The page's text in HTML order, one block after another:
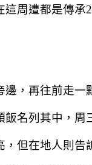
周遭都是傳
，再往前走
名列其中，周
但在地人則